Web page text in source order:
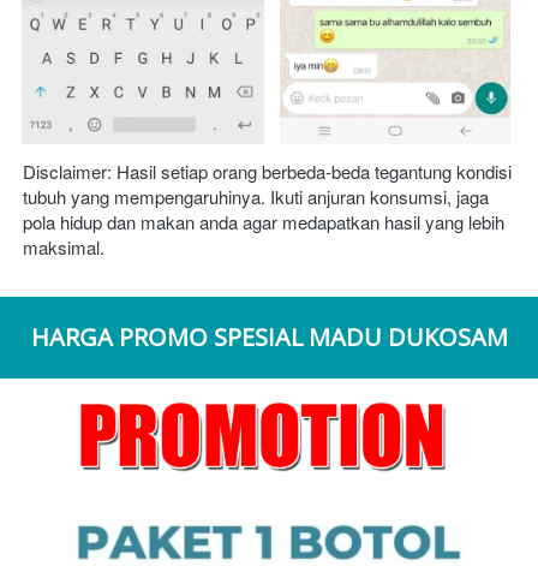
Disclaimer: Hasil setiap orang berbeda-beda tegantung kondisi
tubuh yang mempengaruhinya. Ikuti anjuran konsumsi, jaga
pola hidup dan makan anda agar medapatkan hasil yang lebih
maksimal.
HARGA PROMO SPESIAL MADU DUKOSAM